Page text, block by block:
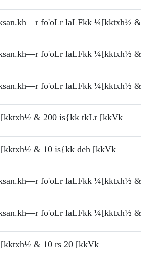
fo'oLr laLFkk ¼[kktxh½
fo'oLr laLFkk ¼[kktxh½
fo'oLr laLFkk ¼[kktxh½
& 200 is{kk tkLr [kkVk
& 10 is{kk deh [kkVk
fo'oLr laLFkk ¼[kktxh½
fo'oLr laLFkk ¼[kktxh½
& 10 rs 20 [kkVk